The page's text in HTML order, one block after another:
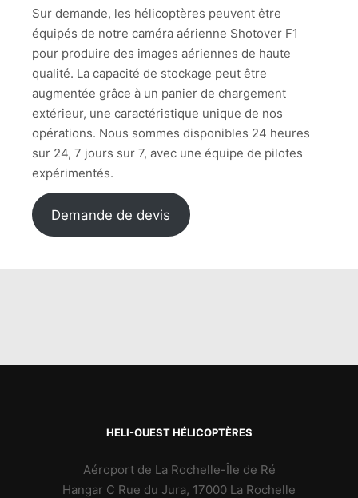
Sur demande, les hélicoptères peuvent être
équipés de notre caméra aérienne Shotover F1
pour produire des images aériennes de haute
qualité. La capacité de stockage peut être
augmentée grâce à un panier de chargement
extérieur, une caractéristique unique de nos
opérations. Nous sommes disponibles 24 heures
sur 24, 7 jours sur 7, avec une équipe de pilotes
expérimentés.
Demande de devis
HELI-OUEST HÉLICOPTÈRES
Aéroport de La Rochelle-Île de Ré
Hangar C Rue du Jura, 17000 La Rochelle